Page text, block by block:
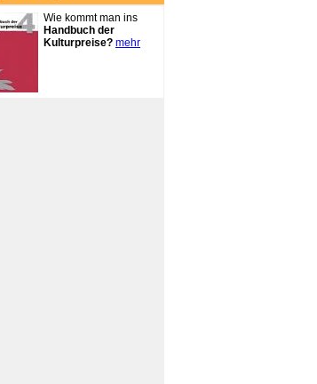
Wie kommt man ins
Handbuch der
Kulturpreise? mehr